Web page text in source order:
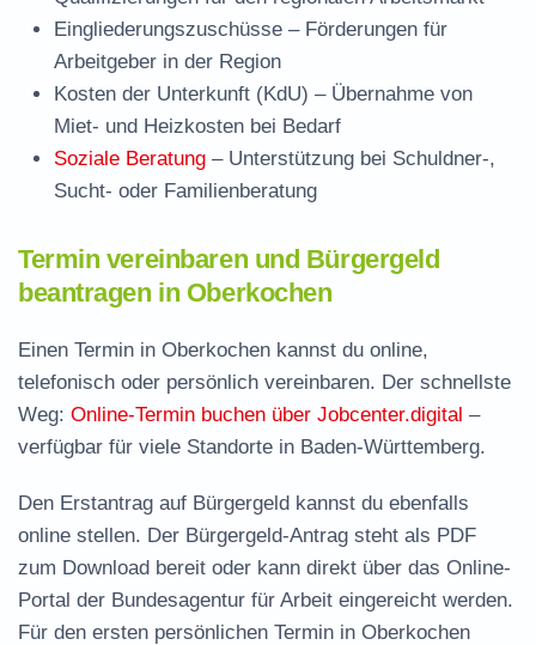
Eingliederungszuschüsse – Förderungen für
Arbeitgeber in der Region
Kosten der Unterkunft (KdU) – Übernahme von
Miet- und Heizkosten bei Bedarf
Soziale Beratung – Unterstützung bei Schuldner-,
Sucht- oder Familienberatung
Termin vereinbaren und Bürgergeld
beantragen in Oberkochen
Einen Termin in Oberkochen kannst du online,
telefonisch oder persönlich vereinbaren. Der schnellste
Weg: Online-Termin buchen über Jobcenter.digital –
verfügbar für viele Standorte in Baden-Württemberg.
Den Erstantrag auf Bürgergeld kannst du ebenfalls
online stellen. Der Bürgergeld-Antrag steht als PDF
zum Download bereit oder kann direkt über das Online-
Portal der Bundesagentur für Arbeit eingereicht werden.
Für den ersten persönlichen Termin in Oberkochen